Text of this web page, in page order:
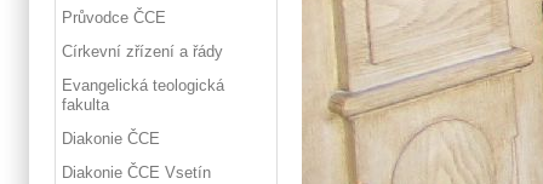
Průvodce ČCE
Církevní zřízení a řády
Evangelická teologická
fakulta
Diakonie ČCE
Diakonie ČCE Vsetín